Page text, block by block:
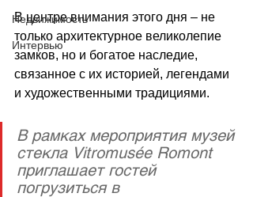
Недвижимость
Интервью
В центре внимания этого дня – не
только архитектурное великолепие
замков, но и богатое наследие,
связанное с их историей, легендами
и художественными традициями.
В рамках мероприятия музей
стекла Vitromusée Romont
приглашает гостей
погрузиться в